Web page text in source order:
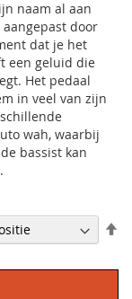
naam al aan
door
dat je het
een geluid die
Het pedaal
in veel van zijn
wah, waarbij
bassist kan